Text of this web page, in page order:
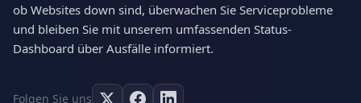
ob Websites down sind, überwachen Sie Serviceprobleme
und bleiben Sie mit unserem umfassenden Status-
Dashboard über Ausfälle informiert.
Folgen Sie uns